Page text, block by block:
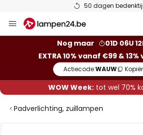
50 dagen
naar
Nog maar
01D 06U
EXTRA 10% vanaf €99 &
Actiecode:WAUW
WOW Week:tot wel 70%
Padverlichting, zuillampen